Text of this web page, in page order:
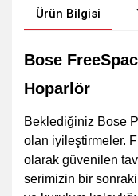
Ürün Bilgisi
Bose
Hoparlör
Beklediğiniz Bose
olan iyileştirmeler.
olarak güvenilen
serimizin bir sonraki